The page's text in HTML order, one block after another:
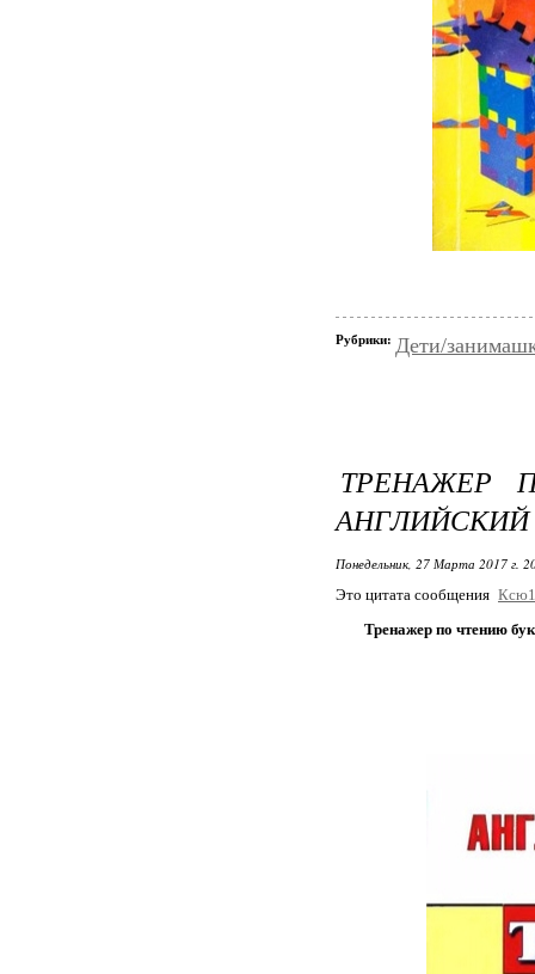
Рубрики: Дети/
ТРЕНАЖЕР
Понедельник, 27 Марта 2017 г.
Это цитата сообщения
Тренажер по чтению